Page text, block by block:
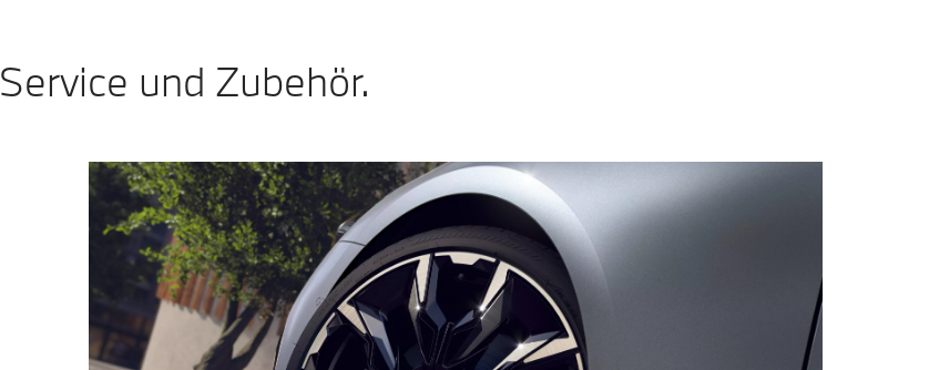
Service und Zubehör.